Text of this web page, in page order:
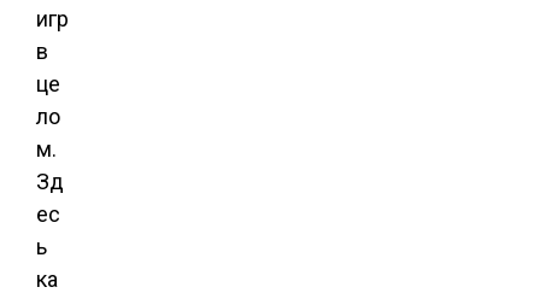
игр
в
це
ло
м.
Зд
ес
ь
ка